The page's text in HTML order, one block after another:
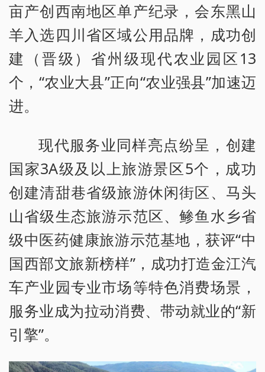
亩产创西南地区单产纪录，会东黑山
羊入选四川省区域公用品牌，成功创
建（晋级）省州级现代农业园区13
个，“农业大县”正向“农业强县”加速迈
进。
现代服务业同样亮点纷呈，创建
国家3A级及以上旅游景区5个，成功
创建清甜巷省级旅游休闲街区、马头
山省级生态旅游示范区、鲹鱼水乡省
级中医药健康旅游示范基地，获评“中
国西部文旅新榜样”，成功打造金江汽
车产业园专业市场等特色消费场景，
服务业成为拉动消费、带动就业的“新
引擎”。